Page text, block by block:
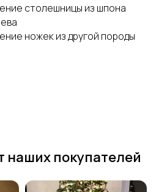
столешницы из шпона
ножек из другой породы
наших покупателей